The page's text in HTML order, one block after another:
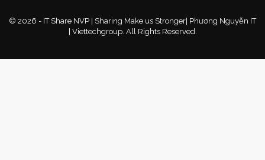
© 2026 - IT Share NVP | Sharing Make us Stronger| Phương Nguyễn IT
| Viettechgroup. All Rights Reserved.